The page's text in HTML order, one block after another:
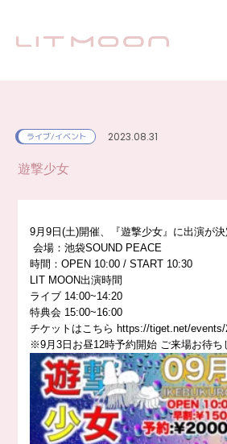
ライブ/イベント 2023.08.31
遊撃少女
9月9日(土)開催、『遊撃少女』に出演が決
会場：池袋SOUND PEACE
時間：OPEN 10:00 / START 10:30
LIT MOON出演時間
ライブ 14:00~14:20
特典会 15:00~16:00
チケットはこちら https://tiget.net/events/
※9月3日お昼12時予約開始 ご来場お待ち